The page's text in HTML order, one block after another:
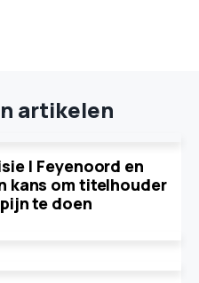
artikelen
| Feyenoord en
kans om titelhouder
te doen